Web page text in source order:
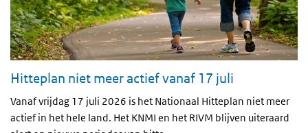
Hitteplan niet meer actief vanaf 17 juli
Vanaf vrijdag 17 juli 2026 is het Nationaal Hitteplan niet meer
actief in het hele land. Het KNMI en het RIVM blijven uiteraard